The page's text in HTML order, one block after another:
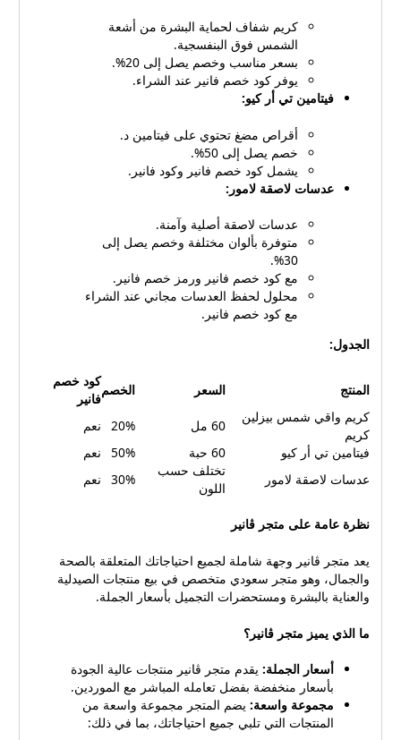
كريم شفاف لحماية البشرة من أشعة
الشمس فوق البنفسجية.
بسعر مناسب وخصم يصل إلى 20%.
يوفر كود خصم فانير عند الشراء.
فيتامين تي أر كيو:
أقراص مضغ تحتوي على فيتامين د.
خصم يصل إلى 50%.
يشمل كود خصم فانير وكود فانير.
عدسات لاصقة لامور:
عدسات لاصقة أصلية وآمنة.
متوفرة بألوان مختلفة وخصم يصل إلى
30%.
مع كود خصم فانير ورمز خصم فانير.
محلول لحفظ العدسات مجاني عند الشراء
مع كود خصم فانير.
الجدول:
المنتج السعر الخصم
كود خصم
فانير
كريم واقي شمس بيزلين
كريم
60 مل 20%
نعم
فيتامين تي أر كيو
60 حبة 50%
نعم
عدسات لاصقة لامور
تختلف حسب
اللون
30% نعم
نظرة عامة على متجر ڤانير
يعد متجر ڤانير وجهة شاملة لجميع احتياجاتك المتعلقة بالصحة
والجمال، وهو متجر سعودي متخصص في بيع منتجات الصيدلية
والعناية بالبشرة ومستحضرات التجميل بأسعار الجملة.
ما الذي يميز متجر ڤانير؟
أسعار الجملة:يقدم متجر ڤانير منتجات عالية الجودة
بأسعار منخفضة بفضل تعامله المباشر مع الموردين.
مجموعة واسعة:يضم المتجر مجموعة واسعة من
المنتجات التي تلبي جميع احتياجاتك، بما في ذلك: